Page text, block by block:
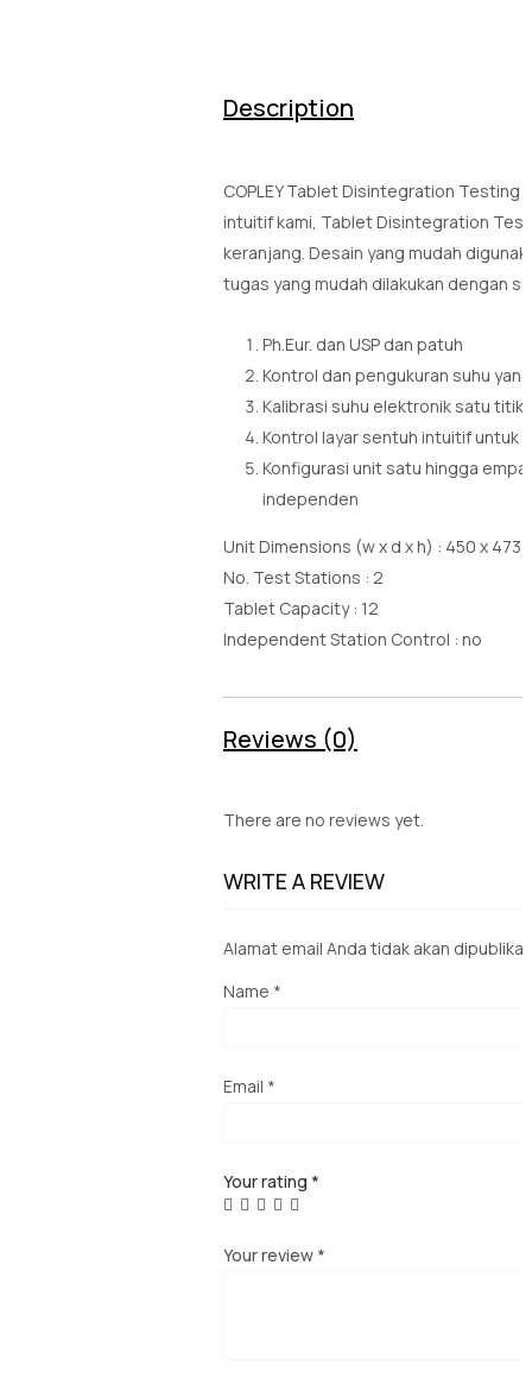
Description
COPLEY Tablet Disintegration Testing
intuitif kami, Tablet Disintegration
keranjang. Desain yang mudah
tugas yang mudah dilakukan dengan
Ph.Eur. dan USP dan patuh
Kontrol dan pengukuran suhu
Kalibrasi suhu elektronik satu titik
Kontrol layar sentuh intuitif untuk
Konfigurasi unit satu hingga
independen
Unit Dimensions (w x d x h) : 450 x 473
No. Test Stations : 2
Tablet Capacity : 12
Independent Station Control : no
Reviews (0)
WRITE A REVIEW
Alamat email Anda tidak akan
Name *
Email *
Your rating *
Your review *
There are no reviews yet.